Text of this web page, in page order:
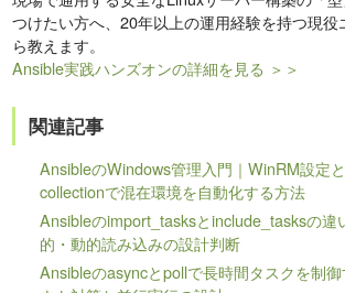
つけたい方へ、20年以上の運用経験を持つ現
ら教えます。
Ansible実践ハンズオンの詳細を見る ＞＞
関連記事
AnsibleのWindows管理入門｜WinRM設定
collectionで混在環境を自動化する方法
Ansibleのimport_tasksとinclude_tasksの違
的・動的読み込みの設計判断
Ansibleのasyncとpollで長時間タスクを制